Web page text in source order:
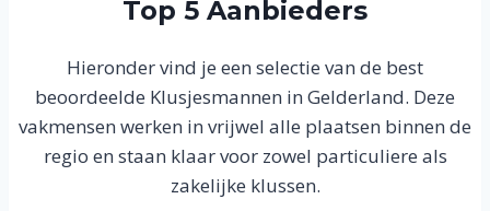
Top 5 Aanbieders
Hieronder vind je een selectie van de best
beoordeelde Klusjesmannen in Gelderland. Deze
vakmensen werken in vrijwel alle plaatsen binnen de
regio en staan klaar voor zowel particuliere als
zakelijke klussen.